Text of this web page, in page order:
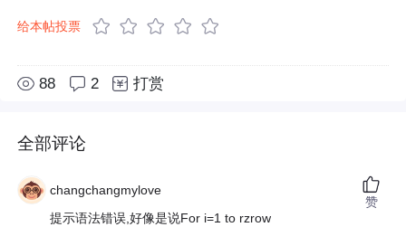
给本帖投票
88 2 打赏
全部评论
changchangmylove
提示语法错误,好像是说For i=1 to rzrow
赞